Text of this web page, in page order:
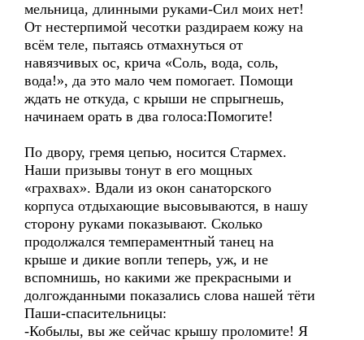
мельница, длинными руками-Сил моих нет!
От нестерпимой чесотки раздираем кожу на
всём теле, пытаясь отмахнуться от
навязчивых ос, крича «Соль, вода, соль,
вода!», да это мало чем помогает. Помощи
ждать не откуда, с крыши не спрыгнешь,
начинаем орать в два голоса:Помогите!
По двору, гремя цепью, носится Стармех.
Наши призывы тонут в его мощных
«грахвах». Вдали из окон санаторского
корпуса отдыхающие высовываются, в нашу
сторону руками показывают. Сколько
продолжался темпераментный танец на
крыше и дикие вопли теперь, уж, и не
вспомнишь, но какими же прекрасными и
долгожданными показались слова нашей тёти
Паши-спасительницы:
-Кобылы, вы же сейчас крышу проломите! Я